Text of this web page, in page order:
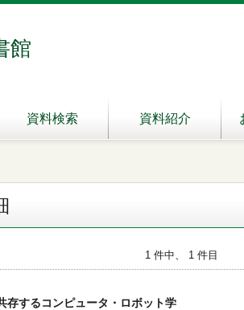
館
資料検索 資料紹介
1 件中、 1 件目
存するコンピュータ・ロボット学